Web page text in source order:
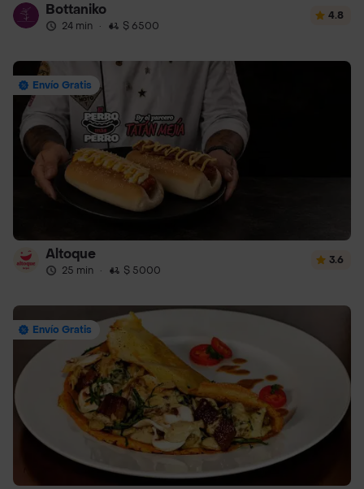
Bottaniko
24 min · $ 6500
4.8
Envío Gratis
Altoque
25 min · $ 5000
3.6
Envío Gratis